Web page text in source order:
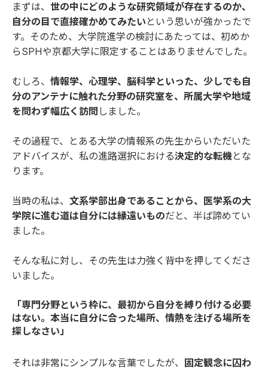
まずは、 世の中にどのような研究領域が存在するのか、
自分の目で直接確かめてみたい という思いが強かったで
す。そのため、大学院進学の検討にあたっては、初めか
らSPHや京都大学に限定することはありませんでした。
むしろ、 情報学、心理学、脳科学といった、少しでも自
分のアンテナに触れた分野の研究室を、所属大学や地域
を問わず幅広く訪問 しました。
その過程で、とある大学の情報系の先生からいただいた
アドバイスが、私の進路選択における決定的な転機とな
ります。
当時の私は、 文系学部出身であることから、医学系の大
学院に進む道は自分には縁遠いものだと、半ば諦めてい
ました。
そんな私に対し、その先生は力強く背中を押してくださ
いました。
「専門分野という枠に、最初から自分を縛り付ける必要
はない。本当に自分に合った場所、情熱を注げる場所を
探しなさい」
それは非常にシンプルな言葉でしたが、
固定観念に囚わ